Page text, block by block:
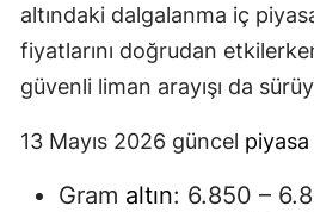
altındaki dalgalanma iç
fiyatlarını doğrudan
güvenli liman arayışı da
13 Mayıs 2026 güncel piyasa
Gram altın: 6.850 –